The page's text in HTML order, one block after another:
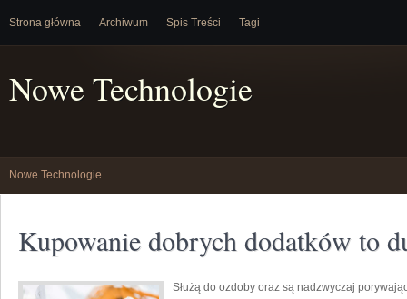
Strona główna Archiwum Spis Treści Tagi
Nowe Technologie
Nowe Technologie
Kupowanie dobrych dodatków to
Służą do ozdoby oraz są nadzwyczaj